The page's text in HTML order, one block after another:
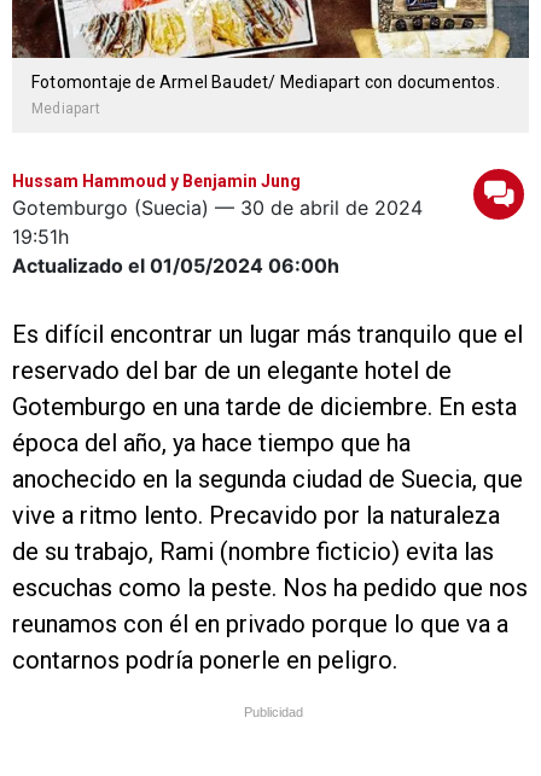
Fotomontaje de Armel Baudet/ Mediapart con documentos.
Mediapart
Hussam Hammoud y Benjamin Jung
Gotemburgo (Suecia) — 30 de abril de 2024
19:51h
Actualizado el 01/05/2024 06:00h
Es difícil encontrar un lugar más tranquilo que el
reservado del bar de un elegante hotel de
Gotemburgo en una tarde de diciembre. En esta
época del año, ya hace tiempo que ha
anochecido en la segunda ciudad de Suecia, que
vive a ritmo lento. Precavido por la naturaleza
de su trabajo, Rami (nombre ficticio) evita las
escuchas como la peste. Nos ha pedido que nos
reunamos con él en privado porque lo que va a
contarnos podría ponerle en peligro.
Publicidad